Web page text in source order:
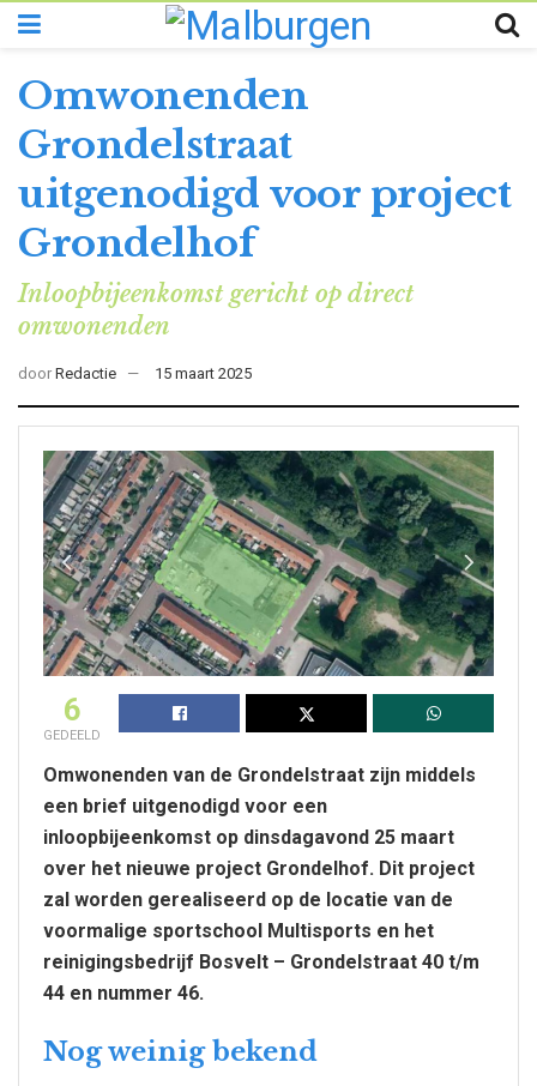
Omwonenden
Grondelstraat
uitgenodigd voor project
Grondelhof
Inloopbijeenkomst gericht op direct
omwonenden
door Redactie 15 maart 2025
6
GEDEELD
Omwonenden van de Grondelstraat zijn middels
een brief uitgenodigd voor een
inloopbijeenkomst op dinsdagavond 25 maart
over het nieuwe project Grondelhof. Dit project
zal worden gerealiseerd op de locatie van de
voormalige sportschool Multisports en het
reinigingsbedrijf Bosvelt – Grondelstraat 40 t/m
44 en nummer 46.
Nog weinig bekend